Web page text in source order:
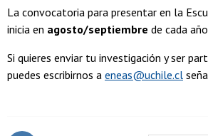
Funcionarias/os
Egresadas/os
La convocatoria para presentar en la
inicia en agosto/septiembre de cada
Si quieres enviar tu investigación y ser
puedes escribirnos a eneas@uchile.cl